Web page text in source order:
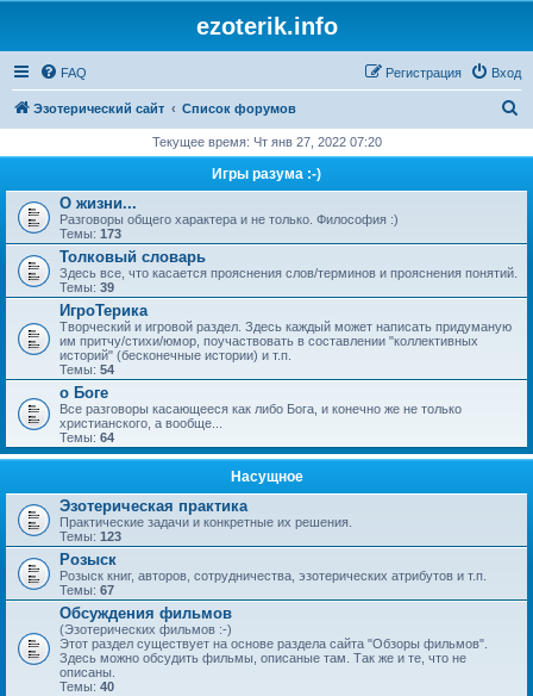
ezoterik.info
FAQ Вход
Регистрация
Эзотерический сайт Список форумов
с
Текущее время: Чт янв 27, 2022 07:20
Игры разума :-)
О жизни...
Разговоры общего характера и не только. Философия :)
Темы: 173
Толковый словарь
Здесь все, что касается прояснения слов/терминов и прояснения понятий.
Темы: 39
ИгроТерика
Творческий и игровой раздел. Здесь каждый может написать придуманую
им притчу/стихи/юмор, поучаствовать в составлении "коллективных
историй" (бесконечные истории) и т.п.
Темы: 54
о Боге
Все разговоры касающееся как либо Бога, и конечно же не только
христианского, а вообще...
Темы: 64
Насущное
Эзотерическая практика
Практические задачи и конкретные их решения.
Темы: 123
Розыск
Розыск книг, авторов, сотрудничества, эзотерических атрибутов и т.п.
Темы: 67
Обсуждения фильмов
(Эзотерических фильмов :-)
Этот раздел существует на основе раздела сайта "Обзоры фильмов".
Здесь можно обсудить фильмы, описаные там. Так же и те, что не
описаны.
Темы: 40